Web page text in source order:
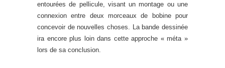
entourées de pellicule, visant un montage ou une
connexion entre deux morceaux de bobine pour
concevoir de nouvelles choses. La bande dessinée
ira encore plus loin dans cette approche « méta »
lors de sa conclusion.